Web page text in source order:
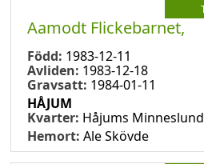
Aamodt Flickebarnet,
Född: 1983-12-11
Avliden: 1983-12-18
Gravsatt: 1984-01-11
HÅJUM
Kvarter: Håjums Minneslund
Hemort: Ale Skövde